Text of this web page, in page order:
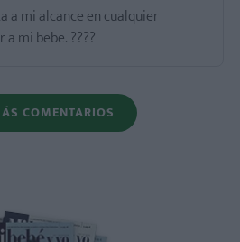
a mi alcance en cualquier
mi bebe. ????
COMENTARIOS